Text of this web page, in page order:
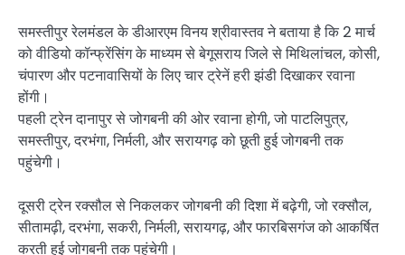
समस्तीपुर रेलमंडल के डीआरएम विनय श्रीवास्तव ने बताया है कि 2 मार्च
को वीडियो कॉन्फ्रेंसिंग के माध्यम से बेगूसराय जिले से मिथिलांचल, कोसी,
चंपारण और पटनावासियों के लिए चार ट्रेनें हरी झंडी दिखाकर रवाना
होंगी।
पहली ट्रेन दानापुर से जोगबनी की ओर रवाना होगी, जो पाटलिपुत्र,
समस्तीपुर, दरभंगा, निर्मली, और सरायगढ़ को छूती हुई जोगबनी तक
पहुंचेगी।
दूसरी ट्रेन रक्सौल से निकलकर जोगबनी की दिशा में बढ़ेगी, जो रक्सौल,
सीतामढ़ी, दरभंगा, सकरी, निर्मली, सरायगढ़, और फारबिसगंज को आकर्षित
करती हुई जोगबनी तक पहुंचेगी।